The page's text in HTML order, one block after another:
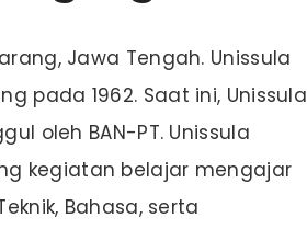
Jawa Tengah. Unissula
pada 1962. Saat ini, Unissula
oleh BAN-PT. Unissula
kegiatan belajar mengajar
Bahasa, serta